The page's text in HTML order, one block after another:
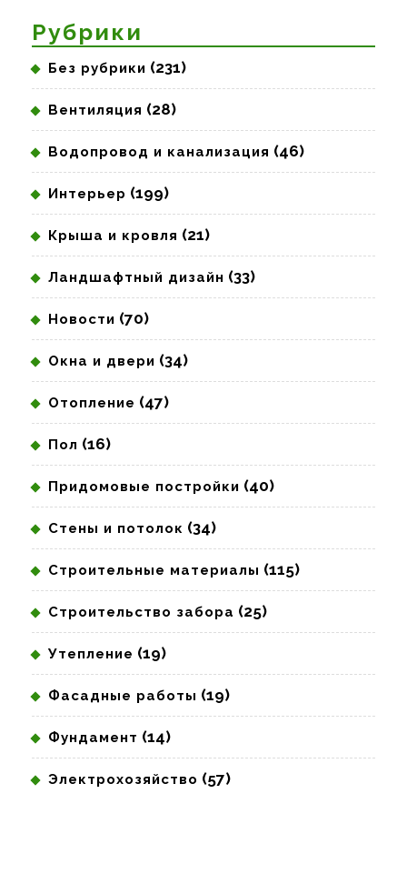
Рубрики
Без рубрики (231)
Вентиляция (28)
Водопровод и канализация (46)
Интерьер (199)
Крыша и кровля (21)
Ландшафтный дизайн (33)
Новости (70)
Окна и двери (34)
Отопление (47)
Пол (16)
Придомовые постройки (40)
Стены и потолок (34)
Строительные материалы (115)
Строительство забора (25)
Утепление (19)
Фасадные работы (19)
Фундамент (14)
Электрохозяйство (57)